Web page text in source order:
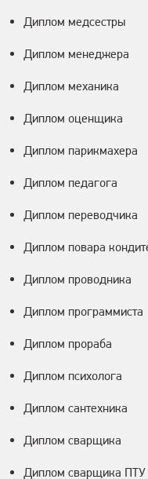
Диплом медсестры
Диплом менеджера
Диплом механика
Диплом оценщика
Диплом парикмахера
Диплом педагога
Диплом переводчика
Диплом повара
Диплом проводника
Диплом программиста
Диплом прораба
Диплом психолога
Диплом сантехника
Диплом сварщика
Диплом сварщика ПТУ